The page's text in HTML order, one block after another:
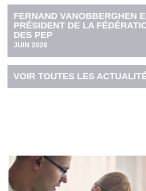
FERNAND VANOBBERGHEN
PRÉSIDENT DE LA
DES PEP
JUIN 2026
VOIR TOUTES LES